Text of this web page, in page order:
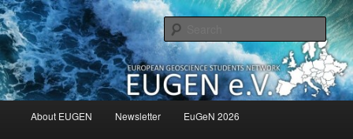
Skip
to
primary
content
Skip
to
secondary
content
About EUGEN Newsletter EuGeN 2026